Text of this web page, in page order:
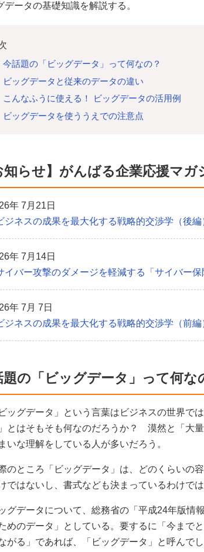
データの基礎知識を解説する。
今話題の「ビッグデータ」って何なの？
ビッグデータと従来のデータの違い
こんなふうに使える！ ビッグデータの活用例
ビッグデータを使ううえでの注意点
知らせ】がんばる企業応援マ
年 7月21日
ジネスの成果を最大化する戦略的交渉学（後編
年 7月14日
イバー攻撃のダメージを軽減する「サイバー保
年 7月 7日
ジネスの成果を最大化する戦略的交渉学（前編
題の「ビッグデータ」って何な
ビッグデータ」という言葉はビジネスの世界で
とはそもそも何なのだろうか？ 漠然と「大
いな理解をしている人が多いだろう。
のところ「ビッグデータ」は、どのくらいの
ではないし、書式なども決まっているわけで
グデータについて、総務省の「平成24年版情
めのデータ」としている。要するに「今まで
がる」であれば、「ビッグデータ」と呼んで